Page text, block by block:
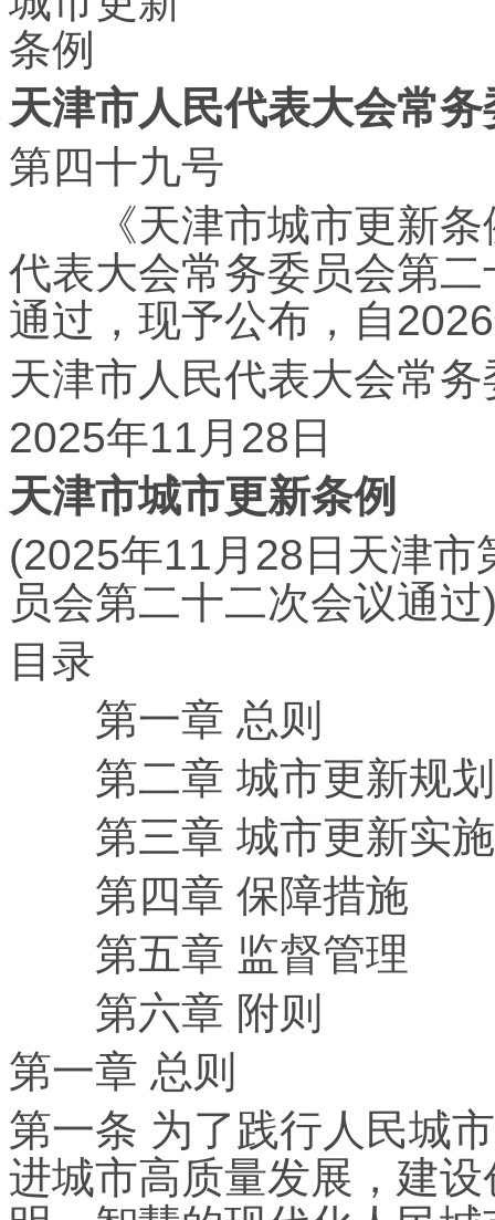
天津市人民代表大会常
第四十九号
《天津市城市更新条
代表大会常务委员会第
通过，现予公布，自
天津市人民代表大会常
2025年11月28日
天津市城市更新条例
(2025年11月28日天津
员会第二十二次会议通过
目录
第一章 总则
第二章 城市更新规划
第三章 城市更新实施
第四章 保障措施
第五章 监督管理
第六章 附则
第一章 总则
第一条 为了践行人民城
进城市高质量发展，建